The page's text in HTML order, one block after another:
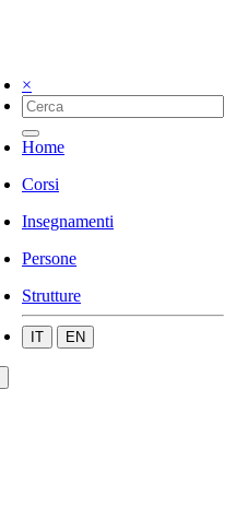
×
Home
Corsi
Insegnamenti
Persone
Strutture
IT EN